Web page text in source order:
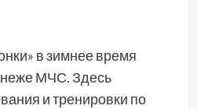
в зимнее время
МЧС. Здесь
и тренировки по